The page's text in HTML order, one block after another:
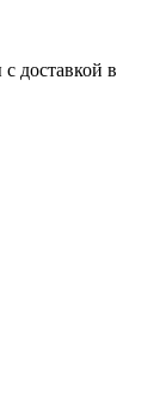
доставкой в